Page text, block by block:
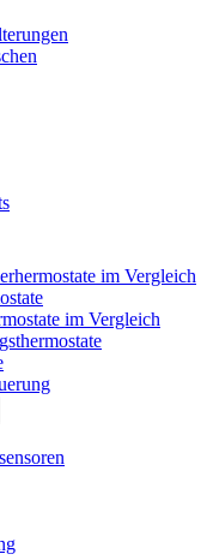
im Vergleich
im Vergleich